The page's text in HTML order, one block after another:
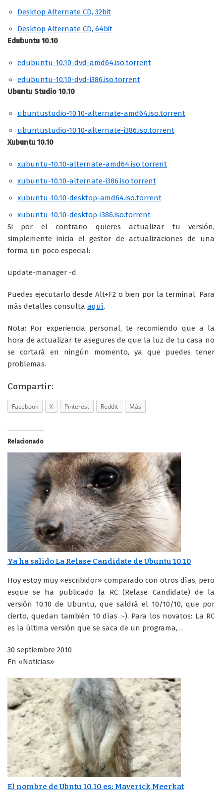
Desktop Alternate CD, 32bit
Desktop Alternate CD, 64bit
Edubuntu 10.10
edubuntu-10.10-dvd-amd64.iso.torrent
edubuntu-10.10-dvd-i386.iso.torrent
Ubuntu Studio 10.10
ubuntustudio-10.10-alternate-amd64.iso.torrent
ubuntustudio-10.10-alternate-i386.iso.torrent
Xubuntu 10.10
xubuntu-10.10-alternate-amd64.iso.torrent
xubuntu-10.10-alternate-i386.iso.torrent
xubuntu-10.10-desktop-amd64.iso.torrent
xubuntu-10.10-desktop-i386.iso.torrent
Si por el contrario quieres actualizar tu versión,
simplemente inicia el gestor de actualizaciones de una
forma un poco especial:
update-manager -d
Puedes ejecutarlo desde Alt+F2 o bien por la terminal. Para
más detalles consulta aquí.
Nota: Por experiencia personal, te recomiendo que a la
hora de actualizar te asegures de que la luz de tu casa no
se cortará en ningún momento, ya que puedes tener
problemas.
Compartir:
Facebook X Pinterest Reddit Más
Relacionado
Ya ha salido La Relase Candidate de Ubuntu 10.10
Hoy estoy muy «escribidor» comparado con otros días, pero
esque se ha publicado la RC (Relase Candidate) de la
versión 10.10 de Ubuntu, que saldrá el 10/10/10, que por
cierto, quedan también 10 días :-). Para los novatos: La RC
es la última versión que se saca de un programa,…
30 septiembre 2010
En «Noticias»
El nombre de Ubntu 10.10 es: Maverick Meerkat